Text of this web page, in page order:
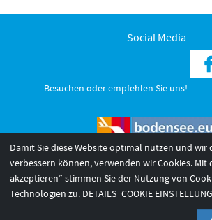
Social Media
Besuchen oder empfehlen Sie uns!
© 2026 Internationale Bodensee Tourismus
Damit Sie diese Website optimal nutzen und wir
verbessern können, verwenden wir Cookies. Mit
akzeptieren“ stimmen Sie der Nutzung von
Technologien zu. DETAILS COOKIE